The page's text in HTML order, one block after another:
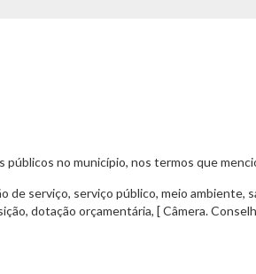
no município, nos termos que
serviço, serviço público, meio ambiente,
dotação orçamentária, [ Câmera.